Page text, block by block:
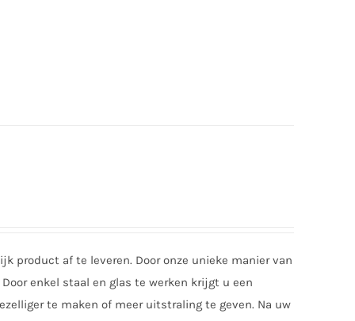
product af te leveren. Door onze unieke manier van
enkel staal en glas te werken krijgt u een
te maken of meer uitstraling te geven. Na uw